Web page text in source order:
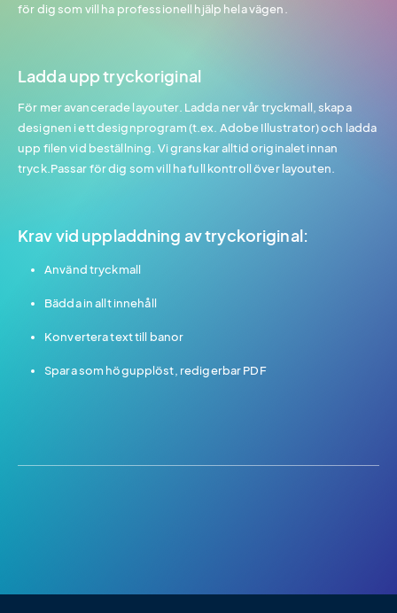
för dig som vill ha professionell hjälp hela vägen.
Ladda upp tryckoriginal
För mer avancerade layouter. Ladda ner vår tryckmall, skapa
designen i ett designprogram (t.ex. Adobe Illustrator) och ladda
upp filen vid beställning. Vi granskar alltid originalet innan
tryck.Passar för dig som vill ha full kontroll över layouten.
Krav vid uppladdning av tryckoriginal:
Använd tryckmall
Bädda in allt innehåll
Konvertera text till banor
Spara som högupplöst, redigerbar PDF